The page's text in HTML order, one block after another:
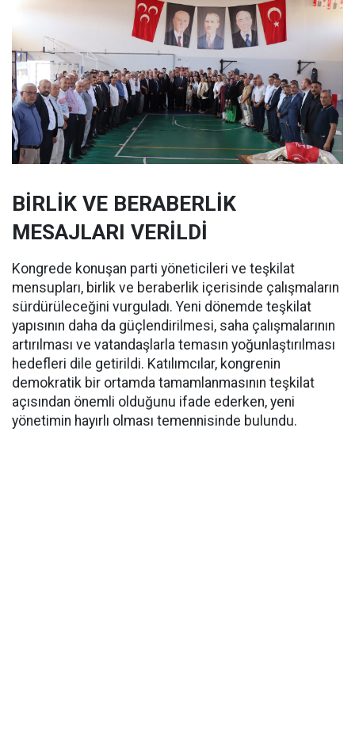
BİRLİK VE BERABERLİK
MESAJLARI VERİLDİ
Kongrede konuşan parti yöneticileri ve teşkilat
mensupları, birlik ve beraberlik içerisinde çalışmaların
sürdürüleceğini vurguladı. Yeni dönemde teşkilat
yapısının daha da güçlendirilmesi, saha çalışmalarının
artırılması ve vatandaşlarla temasın yoğunlaştırılması
hedefleri dile getirildi. Katılımcılar, kongrenin
demokratik bir ortamda tamamlanmasının teşkilat
açısından önemli olduğunu ifade ederken, yeni
yönetimin hayırlı olması temennisinde bulundu.